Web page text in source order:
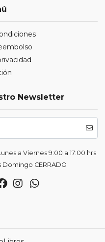
Newsletter
a Viernes 9:00 a 17:00 hrs.
Domingo CERRADO